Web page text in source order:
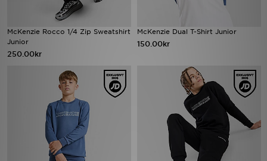
McKenzie Rocco 1/4 Zip Sweatshirt
Junior
250.00kr
McKenzie Dual T-Shirt Junior
150.00kr